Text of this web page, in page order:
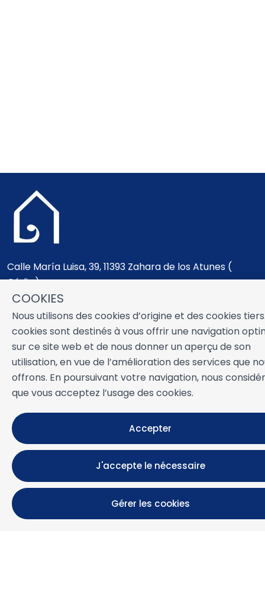
COOKIES
Nous utilisons des cookies d’origine et des cookies
cookies sont destinés à vous offrir une navigation
sur ce site web et de nous donner un aperçu de son
utilisation, en vue de l’amélioration des services que
offrons. En poursuivant votre navigation, nous
que vous acceptez l’usage des cookies.
Accepter
J'accepte le nécessaire
Gérer les cookies
Calle María Luisa, 39, 11393 Zahara de los Atunes (
Cádiz )
+34 956 439 609
info@nuestrazahara.com
INFOS RÉSERVATION
Logements
Location mensuelle
Propriétés à vendre
Services
Blog
Favoris
PLUS D'INFORMATIONS
À propos de nous
Propriétaires